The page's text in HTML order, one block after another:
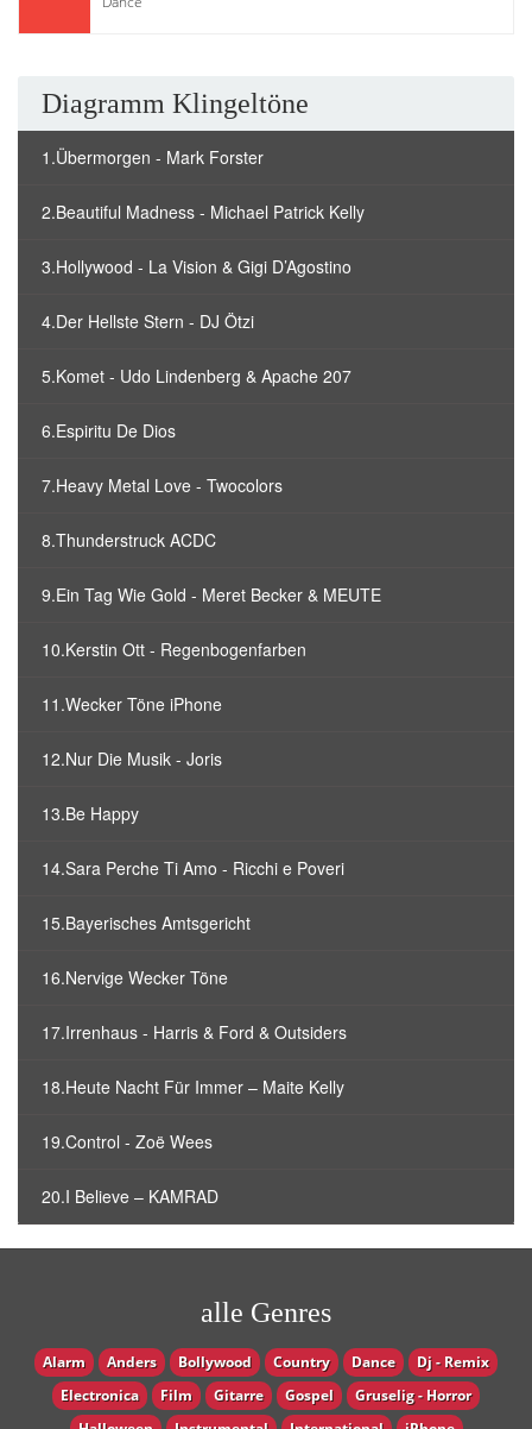
Diagramm Klingeltöne
1.Übermorgen - Mark Forster
2.Beautiful Madness - Michael Patrick Kelly
3.Hollywood - La Vision & Gigi D’Agostino
4.Der Hellste Stern - DJ Ötzi
5.Komet - Udo Lindenberg & Apache 207
6.Espiritu De Dios
7.Heavy Metal Love - Twocolors
8.Thunderstruck ACDC
9.Ein Tag Wie Gold - Meret Becker & MEUTE
10.Kerstin Ott - Regenbogenfarben
11.Wecker Töne iPhone
12.Nur Die Musik - Joris
13.Be Happy
14.Sara Perche Ti Amo - Ricchi e Poveri
15.Bayerisches Amtsgericht
16.Nervige Wecker Töne
17.Irrenhaus - Harris & Ford & Outsiders
18.Heute Nacht Für Immer – Maite Kelly
19.Control - Zoë Wees
20.I Believe – KAMRAD
alle Genres
Alarm Anders Bollywood Country Dance
Dj - Remix
Electronica
Film Gitarre Gospel
Gruselig - Horror